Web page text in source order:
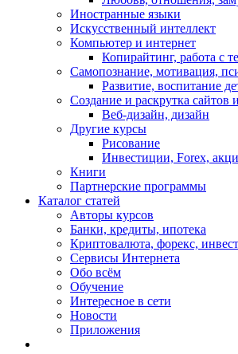
Иностранные языки
Искусственный интеллект
Компьютер и интернет
Копирайтинг, работа с
Самопознание, мотивация,
Развитие, воспитание
Создание и раскрутка сайтов
Веб-дизайн, дизайн
Другие курсы
Рисование
Инвестиции, Forex,
Книги
Партнерские программы
Каталог статей
Авторы курсов
Банки, кредиты, ипотека
Криптовалюта, форекс,
Сервисы Интернета
Обо всём
Обучение
Интересное в сети
Новости
Приложения